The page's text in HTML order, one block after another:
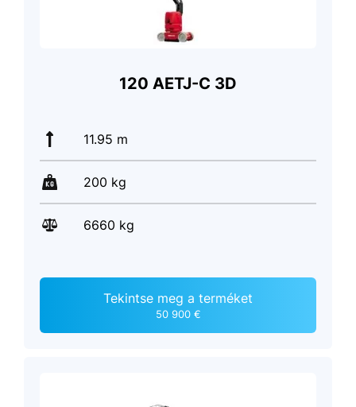
120 AETJ-C 3D
11.95 m
200 kg
6660 kg
Tekintse meg a terméket
50 900 €